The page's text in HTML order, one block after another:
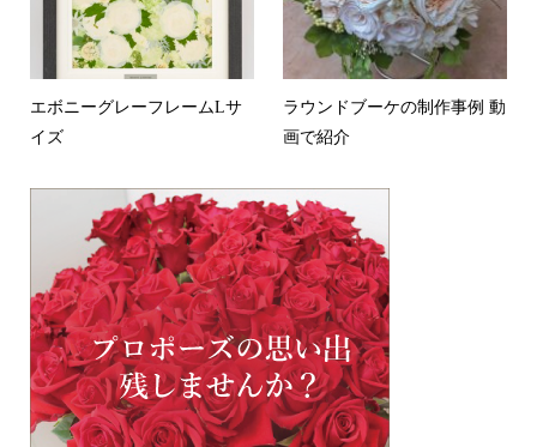
エボニーグレーフレームLサ
イズ
ラウンドブーケの制作事例 動
画で紹介